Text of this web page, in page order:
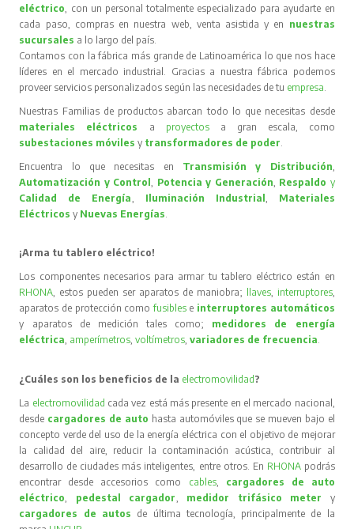
eléctrico, con un personal totalmente especializado para ayudarte en
cada paso, compras en nuestra web, venta asistida y en nuestras
sucursales a lo largo del país.
Contamos con la fábrica más grande de Latinoamérica lo que nos hace
líderes en el mercado industrial. Gracias a nuestra fábrica podemos
proveer servicios personalizados según las necesidades de tu empresa.
Nuestras Familias de productos abarcan todo lo que necesitas desde
materiales eléctricos
a proyectos
a gran escala, como
subestaciones móvilesy transformadores de poder.
Encuentra lo que necesitas en Transmisión y Distribución,
Automatización y Control, Potencia y Generación, Respaldo y
Calidad de Energía, Iluminación Industrial , Materiales
Eléctricos y Nuevas Energías.
¡Arma tu tablero eléctrico!
Los componentes necesarios para armar tu tablero eléctrico están en
RHONA, estos pueden ser aparatos de maniobra; llaves, interruptores,
aparatos de protección comofusibles e interruptores automáticos
y aparatos de medición tales como; medidores de energía
eléctrica, amperímetros,voltímetros,variadores de frecuencia.
¿Cuáles son los beneficios de la electromovilidad ?
La electromovilidad cada vez está más presente en el mercado nacional,
desde cargadores de auto hasta automóviles que se mueven bajo el
concepto verde del uso de la energía eléctrica con el objetivo de mejorar
la calidad del aire, reducir la contaminación acústica, contribuir al
desarrollo de ciudades más inteligentes, entre otros. En RHONA podrás
encontrar desde accesorios como cables, cargadores de auto
eléctrico, pedestal cargador, medidor trifásico meter
y
cargadores de autos de última tecnología, principalmente de la